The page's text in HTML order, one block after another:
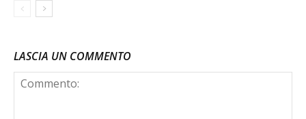
LASCIA UN COMMENTO